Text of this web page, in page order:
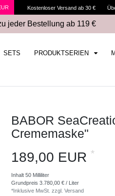
Kostenloser Versand ab 30 €
jeder Bestellung ab 119 €
SETS PRODUKTSERIEN
BABOR
Crememaske"
189,00 EUR *
Inhalt 50 Milliliter
Grundpreis 3.780,00 € / Liter
*Inklusive MwSt. zzgl. Versand